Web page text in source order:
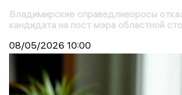
Владимирские справедливоросы
кандидата на пост мэра областной
08/05/2026 10:00